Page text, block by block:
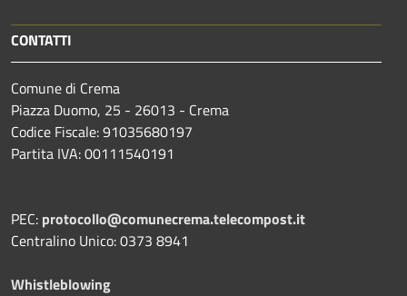
CONTATTI
Comune di Crema
Piazza Duomo, 25 - 26013 - Crema
Codice Fiscale: 91035680197
Partita IVA: 00111540191
PEC: protocollo@comunecrema.telecompost.it
Centralino Unico: 0373 8941
Whistleblowing